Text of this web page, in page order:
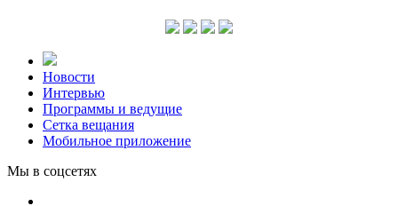
Новости
Интервью
Программы и ведущие
Сетка вещания
Мобильное приложение
Мы в соцсетях